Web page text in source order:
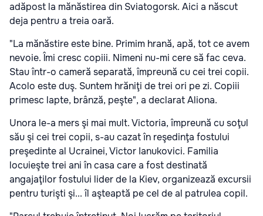
adăpost la mănăstirea din Sviatogorsk. Aici a născut
deja pentru a treia oară.
"La mănăstire este bine. Primim hrană, apă, tot ce avem
nevoie. Îmi cresc copiii. Nimeni nu-mi cere să fac ceva.
Stau într-o cameră separată, împreună cu cei trei copii.
Acolo este duş. Suntem hrăniţi de trei ori pe zi. Copiii
primesc lapte, brânză, peşte", a declarat Aliona.
Unora le-a mers şi mai mult. Victoria, împreună cu soţul
său şi cei trei copii, s-au cazat în reşedinţa fostului
preşedinte al Ucrainei, Victor Ianukovici. Familia
locuieşte trei ani în casa care a fost destinată
angajaţilor fostului lider de la Kiev, organizează excursii
pentru turişti şi... îl aşteaptă pe cel de al patrulea copil.